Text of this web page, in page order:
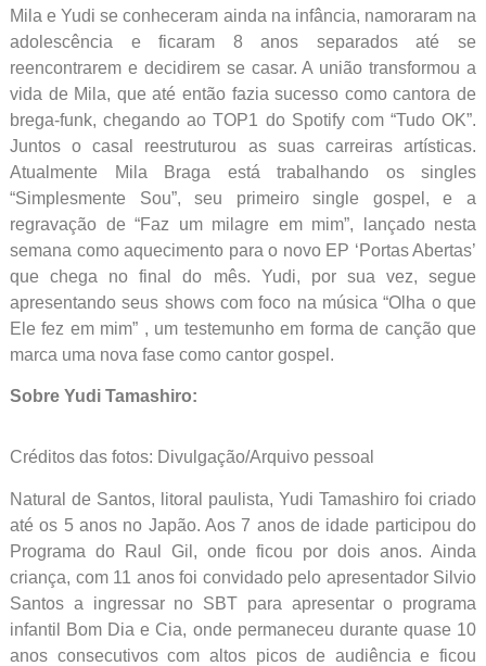
Mila e Yudi se conheceram ainda na infância, namoraram na
adolescência e ficaram 8 anos separados até se
reencontrarem e decidirem se casar. A união transformou a
vida de Mila, que até então fazia sucesso como cantora de
brega-funk, chegando ao TOP1 do Spotify com “Tudo OK”.
Juntos o casal reestruturou as suas carreiras artísticas.
Atualmente Mila Braga está trabalhando os singles
“Simplesmente Sou”, seu primeiro single gospel, e a
regravação de “Faz um milagre em mim”, lançado nesta
semana como aquecimento para o novo EP ‘Portas Abertas’
que chega no final do mês. Yudi, por sua vez, segue
apresentando seus shows com foco na música “Olha o que
Ele fez em mim” , um testemunho em forma de canção que
marca uma nova fase como cantor gospel.
Sobre Yudi Tamashiro:
Créditos das fotos: Divulgação/Arquivo pessoal
Natural de Santos, litoral paulista, Yudi Tamashiro foi criado
até os 5 anos no Japão. Aos 7 anos de idade participou do
Programa do Raul Gil, onde ficou por dois anos. Ainda
criança, com 11 anos foi convidado pelo apresentador Silvio
Santos a ingressar no SBT para apresentar o programa
infantil Bom Dia e Cia, onde permaneceu durante quase 10
anos consecutivos com altos picos de audiência e ficou